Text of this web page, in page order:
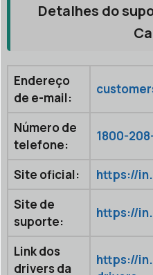
Detalhes do
Endereço
de e-mail:
Número de
telefone:
1800-
Site oficial:
https://
Site de
suporte:
https://
Link dos
drivers da
https://